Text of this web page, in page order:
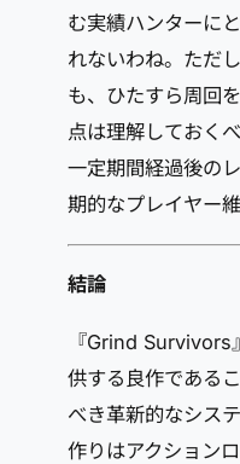
む実績ハンターに
れないわね。ただ
も、ひたすら周回
点は理解しておく
一定期間経過後の
期的なプレイヤー
結論
『Grind Survivors
供する良作である
べき革新的なシス
作りはアクション